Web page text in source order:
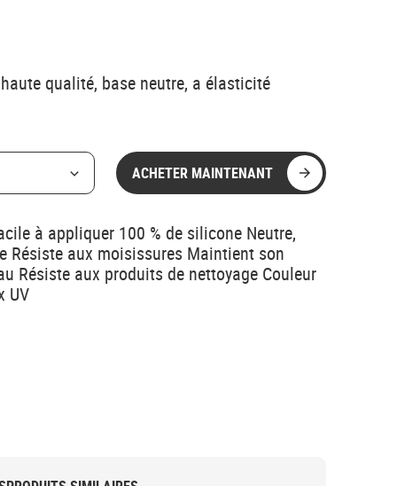
qualité, base neutre, a élasticité
ACHETER MAINTENANT
à appliquer 100 % de silicone Neutre,
Résiste aux moisissures Maintient son
Résiste aux produits de nettoyage Couleur
UV